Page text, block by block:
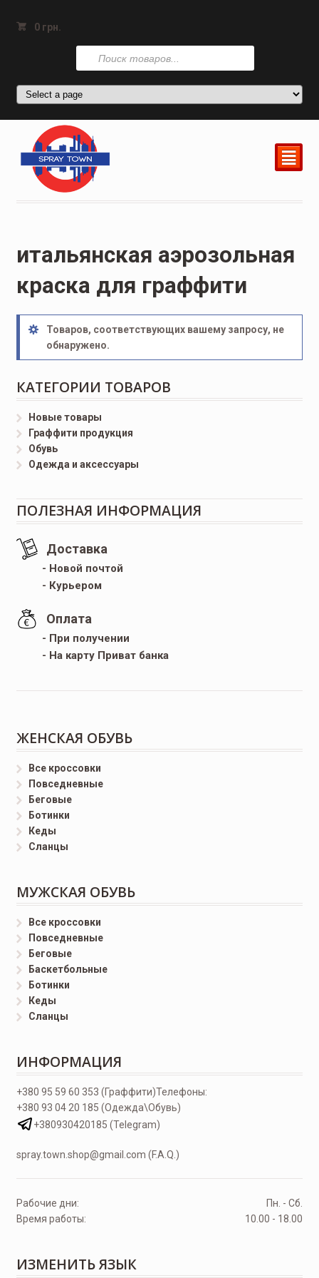
0 грн.
Поиск
товаров
²
итальянская аэрозольная
краска для граффити
Товаров, соответствующих вашему запросу, не
обнаружено.
КАТЕГОРИИ ТОВАРОВ
Новые товары
Граффити продукция
Обувь
Одежда и аксессуары
ПОЛЕЗНАЯ ИНФОРМАЦИЯ
Доставка
- Новой почтой
- Курьером
Оплата
- При получении
- На карту Приват банка
ЖЕНСКАЯ ОБУВЬ
Все кроссовки
Повседневные
Беговые
Ботинки
Кеды
Сланцы
МУЖСКАЯ ОБУВЬ
Все кроссовки
Повседневные
Беговые
Баскетбольные
Ботинки
Кеды
Сланцы
ИНФОРМАЦИЯ
Телефоны:
+380 95 59 60 353 (Граффити)
+380 93 04 20 185 (Одежда\Обувь)
+380930420185 (Telegram)
spray.town.shop@gmail.com (F.A.Q.)
Рабочие дни:
Пн. - Сб.
Время работы:
10.00 - 18.00
ИЗМЕНИТЬ ЯЗЫК